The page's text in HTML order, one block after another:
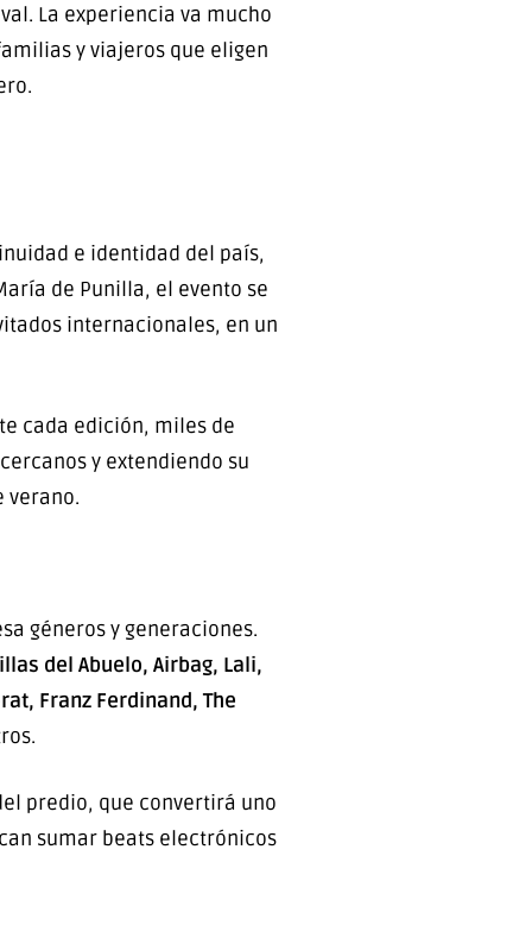
La experiencia va mucho
y viajeros que eligen
e identidad del país,
de Punilla, el evento se
internacionales, en un
cada edición, miles de
y extendiendo su
verano.
géneros y generaciones.
del Abuelo, Airbag, Lali,
Franz Ferdinand, The
predio, que convertirá uno
sumar beats electrónicos